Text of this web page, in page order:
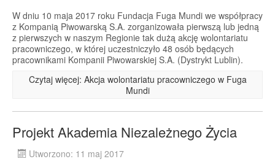
W dniu 10 maja 2017 roku Fundacja Fuga Mundi we współpracy
z Kompanią Piwowarską S.A. zorganizowała pierwszą lub jedną
z pierwszych w naszym Regionie tak dużą akcję wolontariatu
pracowniczego, w której uczestniczyło 48 osób będących
pracownikami Kompanii Piwowarskiej S.A. (Dystrykt Lublin).
Czytaj więcej: Akcja wolontariatu pracowniczego w Fuga
Mundi
Projekt Akademia Niezależnego Życia
Utworzono: 11 maj 2017